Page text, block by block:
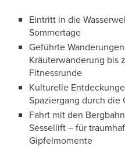
Eintritt in die
Sommertage
Geführte
Kräuterwanderung bis
Fitnessrunde
Kulturelle
Spaziergang durch die
Fahrt mit den
Sessellift – für
Gipfelmomente